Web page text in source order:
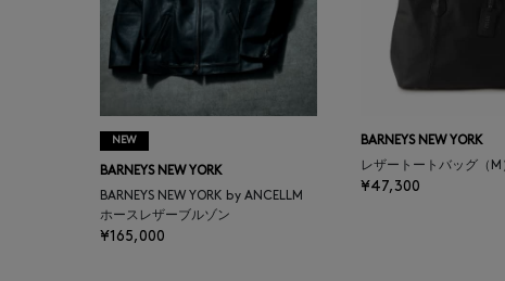
FIRENZE
AURALEE
AUTRY
BAGUTTA
NEW
BARNEYS NEW YORK
BARNEYS NEW YORK by ANCELLM
ホースレザーブルゾン
¥165,000
BARNEYS NEW YORK
レザートートバッグ（M
¥47,300